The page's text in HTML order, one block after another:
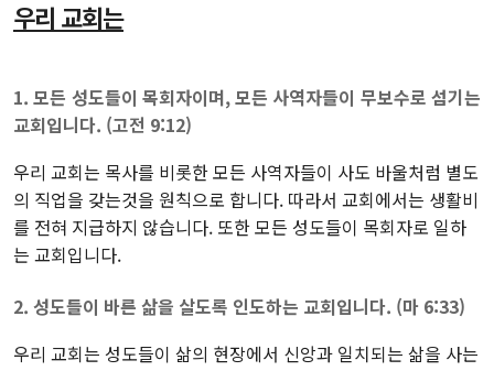
우리 교회는
1. 모든 성도들이 목회자이며, 모든 사역자들이 무보수로 섬기는
교회입니다. (고전 9:12)
우리 교회는 목사를 비롯한 모든 사역자들이 사도 바울처럼 별도
의 직업을 갖는것을 원칙으로 합니다. 따라서 교회에서는 생활비
를 전혀 지급하지 않습니다. 또한 모든 성도들이 목회자로 일하
는 교회입니다.
2. 성도들이 바른 삶을 살도록 인도하는 교회입니다. (마 6:33)
우리 교회는 성도들이 삶의 현장에서 신앙과 일치되는 삶을 사는